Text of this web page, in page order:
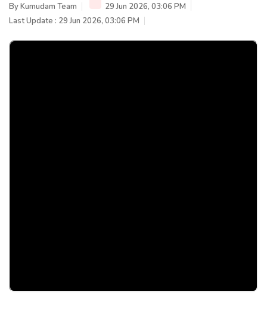
ByKumudam Team
29 Jun 2026, 03:06 PM
Last Update : 29 Jun 2026, 03:06 PM